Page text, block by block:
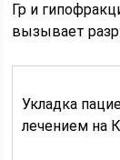
Гр и
вызывает
Укладка
лечением на